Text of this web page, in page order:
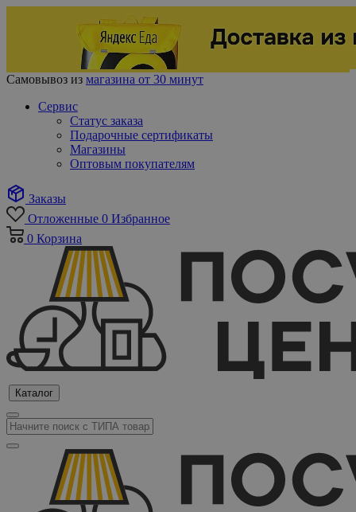
Самовывоз из магазина от 30 минут
Сервис
Статус заказа
Подарочные сертификаты
Магазины
Оптовым покупателям
Заказы
Отложенные 0 Избранное
0 Корзина
Каталог